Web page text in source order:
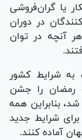
یا گران‌فروشی
در دوران
آنچه در توان
به شرایط کشور
رمضان را جشن
بنابراین همه
شرایط جدید
آماده کنند.